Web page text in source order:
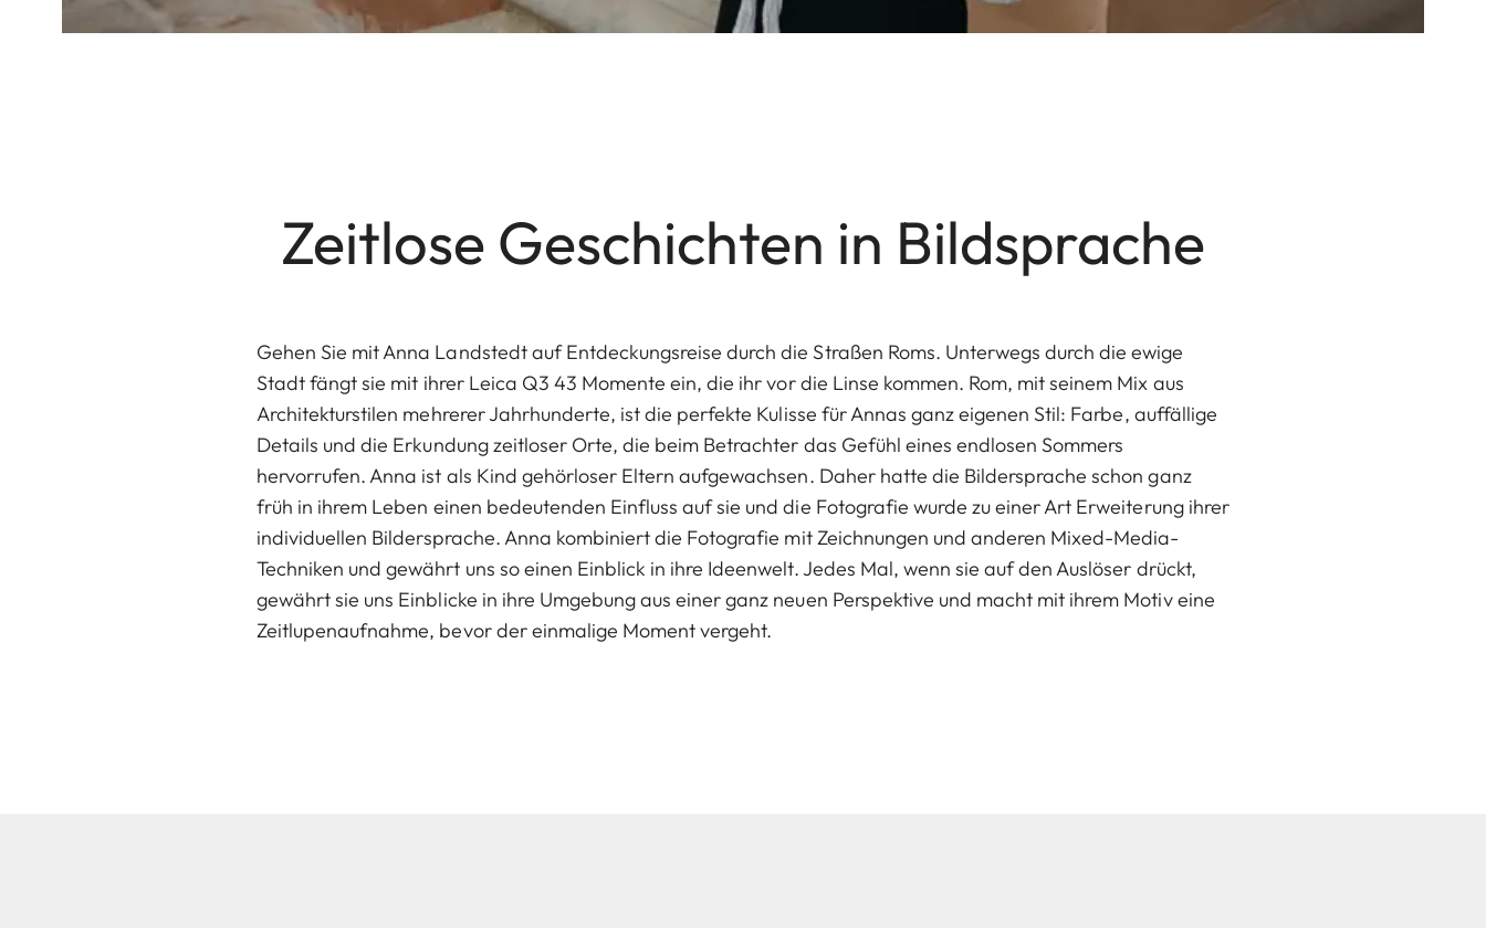
Zeitlose Geschichten in Bildsprache
Gehen Sie mit Anna Landstedt auf Entdeckungsreise durch die Straßen Roms. Unterwegs durch die ewige
Stadt fängt sie mit ihrer Leica Q3 43 Momente ein, die ihr vor die Linse kommen. Rom, mit seinem Mix aus
Architekturstilen mehrerer Jahrhunderte, ist die perfekte Kulisse für Annas ganz eigenen Stil: Farbe, auffällige
Details und die Erkundung zeitloser Orte, die beim Betrachter das Gefühl eines endlosen Sommers
hervorrufen. Anna ist als Kind gehörloser Eltern aufgewachsen. Daher hatte die Bildersprache schon ganz
früh in ihrem Leben einen bedeutenden Einfluss auf sie und die Fotografie wurde zu einer Art Erweiterung ihrer
individuellen Bildersprache. Anna kombiniert die Fotografie mit Zeichnungen und anderen Mixed-Media-
Techniken und gewährt uns so einen Einblick in ihre Ideenwelt. Jedes Mal, wenn sie auf den Auslöser drückt,
gewährt sie uns Einblicke in ihre Umgebung aus einer ganz neuen Perspektive und macht mit ihrem Motiv eine
Zeitlupenaufnahme, bevor der einmalige Moment vergeht.